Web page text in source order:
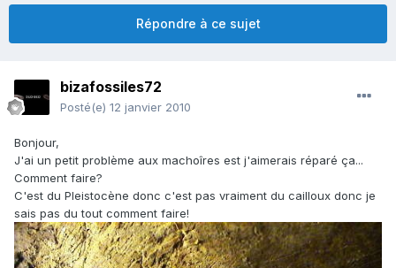
Répondre à ce sujet
bizafossiles72
Posté(e) 12 janvier 2010
Bonjour,
J'ai un petit problème aux machoîres est j'aimerais réparé ça...
Comment faire?
C'est du Pleistocène donc c'est pas vraiment du cailloux donc je
sais pas du tout comment faire!